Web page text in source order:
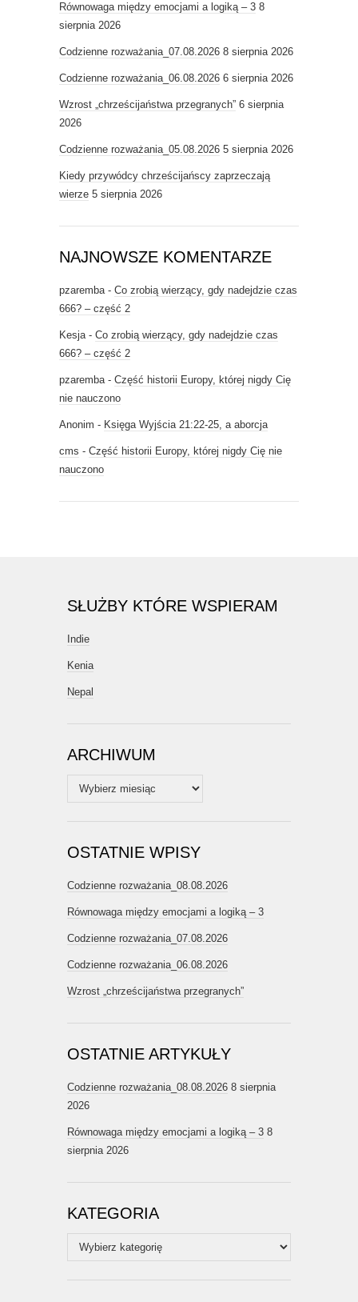
Równowaga między emocjami a logiką – 3 8
sierpnia 2026
Codzienne rozważania_07.08.2026 8 sierpnia 2026
Codzienne rozważania_06.08.2026 6 sierpnia 2026
Wzrost „chrześcijaństwa przegranych” 6 sierpnia
2026
Codzienne rozważania_05.08.2026 5 sierpnia 2026
Kiedy przywódcy chrześcijańscy zaprzeczają
wierze 5 sierpnia 2026
NAJNOWSZE KOMENTARZE
pzaremba- Co zrobią wierzący, gdy nadejdzie czas
666? – część 2
Kesja- Co zrobią wierzący, gdy nadejdzie czas
666? – część 2
pzaremba- Część historii Europy, której nigdy Cię
nie nauczono
Anonim - Księga Wyjścia 21:22-25, a aborcja
cms - Część historii Europy, której nigdy Cię nie
nauczono
SŁUŻBY KTÓRE WSPIERAM
Indie
Kenia
Nepal
ARCHIWUM
Archiwum
OSTATNIE WPISY
Codzienne rozważania_08.08.2026
Równowaga między emocjami a logiką – 3
Codzienne rozważania_07.08.2026
Codzienne rozważania_06.08.2026
Wzrost „chrześcijaństwa przegranych”
OSTATNIE ARTYKUŁY
Codzienne rozważania_08.08.2026 8 sierpnia
2026
Równowaga między emocjami a logiką – 3 8
sierpnia 2026
KATEGORIA
Kategoria